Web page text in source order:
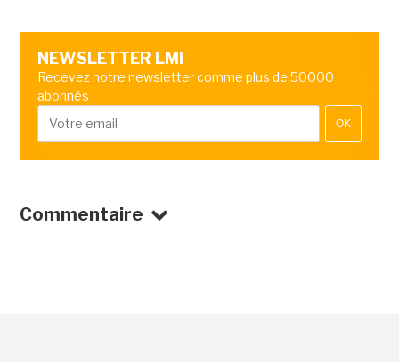
NEWSLETTER LMI
Recevez notre newsletter comme plus de 50000
abonnés
OK
Commentaire